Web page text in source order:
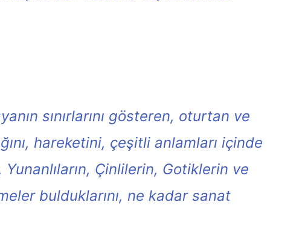
sınırlarını gösteren, oturtan ve
hareketini, çeşitli anlamları içinde
Yunanlıların, Çinlilerin, Gotiklerin ve
bulduklarını, ne kadar sanat